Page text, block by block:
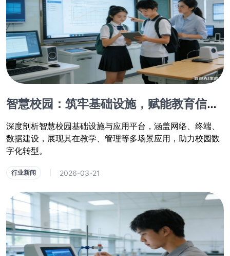
智慧校园：筑牢基础设施，赋能教育信息化新平台
深度剖析智慧校园基础设施与应用平台，涵盖网络、终端、
数据建设，展现其在教学、管理等多场景应用，助力校园数
字化转型。
行业新闻 2026-03-21